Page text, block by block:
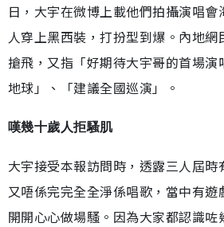
日，大宇在微博上載他們拍攝演唱會
人穿上黑西裝，打扮型到爆。內地
搶飛，又指「好期待大宇哥的首場
地球」、「建議全國巡演」。
嘆幾十歲人拒騷肌
大宇接受本報訪問時，透露三人屆
又唔係完完全全淨係唱歌，當中有遊
開開心心做場騷。因為大家都認識咗